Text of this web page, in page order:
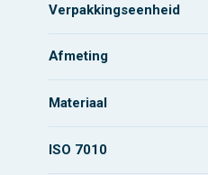
Verpakkingseenheid
Afmeting
Materiaal
ISO 7010